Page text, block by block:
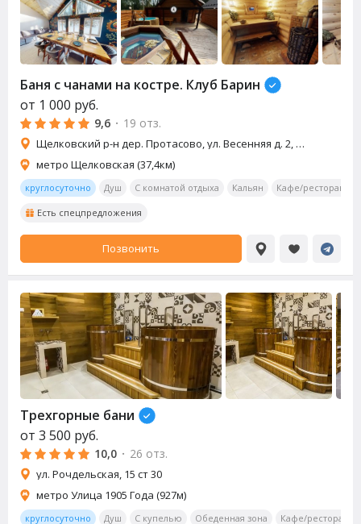
Баня с чанами на костре. Клуб Барин
от 1 000 руб.
9,6 · 19 отз.
Щелковский р-н дер. Протасово, ул. Весенняя д. 2, д. 4
метро Щелковская (37,4км)
круглосуточно Душ С комнатой отдыха Кальян Кафе/ресторан
Есть спецпредложения
Позвонить
Трехгорные бани
от 3 500 руб.
10,0 · 26 отз.
ул. Рочдельская, 15 ст 30
метро Улица 1905 Года (927м)
круглосуточно Душ С купелью Обеденная зона Кафе/ресторан